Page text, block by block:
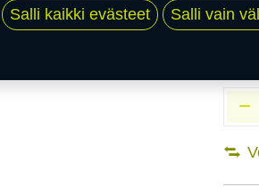
EI
Salli kaikki evästeet Salli vain